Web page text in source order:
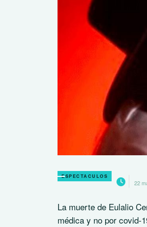
ESPECTACULOS
22
La muerte de Eulalio
médica y no por covid-